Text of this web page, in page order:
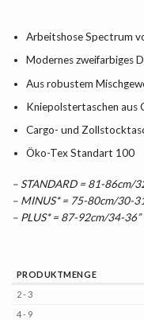
Arbeitshose Spectrum
Modernes zweifarbiges
Aus robustem
Kniepolstertaschen aus
Cargo- und
Öko-Tex Standart 100
– STANDARD = 81-86cm/
– MINUS* = 75-80cm/30-
– PLUS* = 87-92cm/34-36”
PRODUKTMENGE
2 - 3
4 - 9